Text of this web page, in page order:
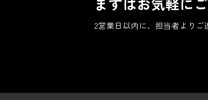
2営業日以内に、担当者よりご